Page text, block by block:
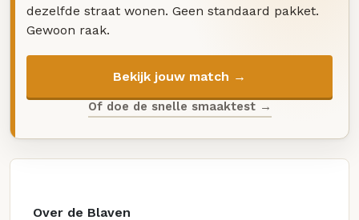
dezelfde straat wonen. Geen standaard pakket.
Gewoon raak.
Bekijk jouw match →
Of doe de snelle smaaktest →
Over de Blaven